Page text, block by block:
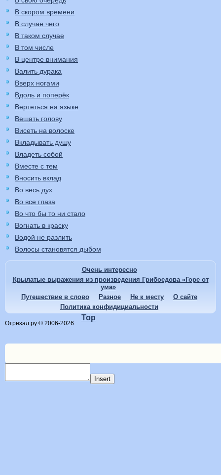
В скором времени
В случае чего
В таком случае
В том числе
В центре внимания
Валить дурака
Вверх ногами
Вдоль и поперёк
Вертеться на языке
Вешать голову
Висеть на волоске
Вкладывать душу
Владеть собой
Вместе с тем
Вносить вклад
Во весь дух
Во все глаза
Во что бы то ни стало
Вогнать в краску
Водой не разлить
Волосы становятся дыбом
Очень интересно
Крылатые выражения из произведения Грибоедова «Горе от
ума»
Путешествие в слово
Разное Не к месту
О сайте
Политика конфидициальности
Отрезал.ру © 2006-2026
Top
Insert